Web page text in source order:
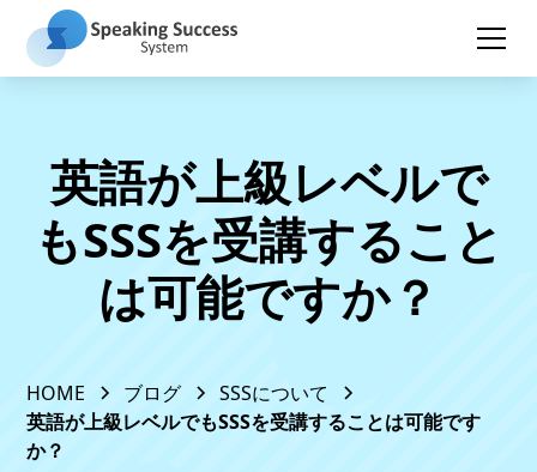
英語が上級レベルで
もSSSを受講すること
は可能ですか？
HOME ブログ
SSSについて
英語が上級レベルでもSSSを受講することは可能です
か？